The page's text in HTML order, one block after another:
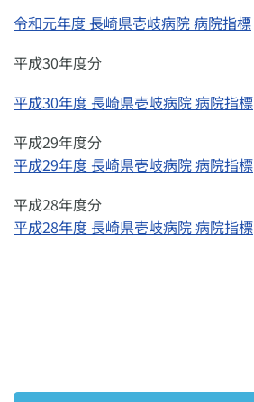
令和元年度 長崎県壱岐病院 病院指標
平成30年度分
平成30年度 長崎県壱岐病院 病院指標
平成29年度分
平成29年度 長崎県壱岐病院 病院指標
平成28年度分
平成28年度 長崎県壱岐病院 病院指標